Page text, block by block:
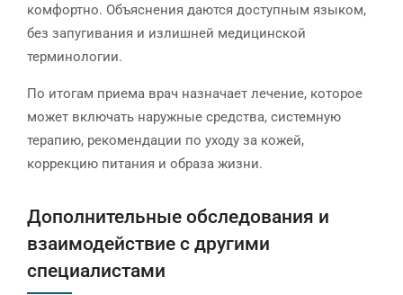
комфортно. Объяснения даются доступным языком,
без запугивания и излишней медицинской
терминологии.
По итогам приема врач назначает лечение, которое
может включать наружные средства, системную
терапию, рекомендации по уходу за кожей,
коррекцию питания и образа жизни.
Дополнительные обследования и
взаимодействие с другими
специалистами